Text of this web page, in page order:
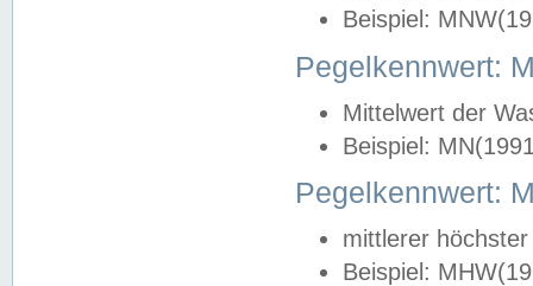
Beispiel:
Pegelkennwert:
Mittelwert der
Beispiel:
Pegelkennwert:
mittlerer
Beispiel: